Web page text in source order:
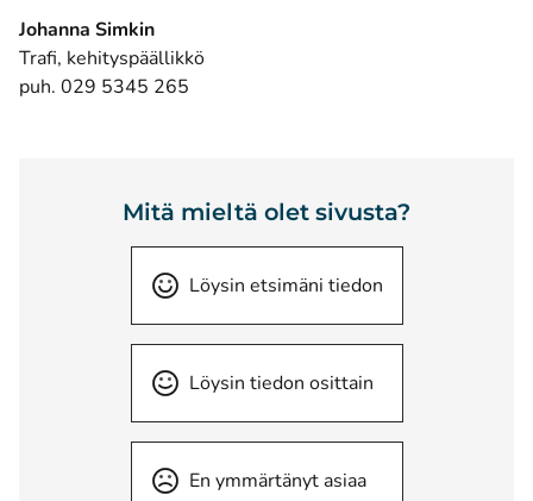
Johanna Simkin
Trafi, kehityspäällikkö
puh. 029 5345 265
Mitä mieltä olet sivusta?
Löysin etsimäni tiedon
Löysin tiedon osittain
En ymmärtänyt asiaa